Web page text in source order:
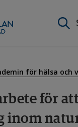
för hälsa och
för
inom